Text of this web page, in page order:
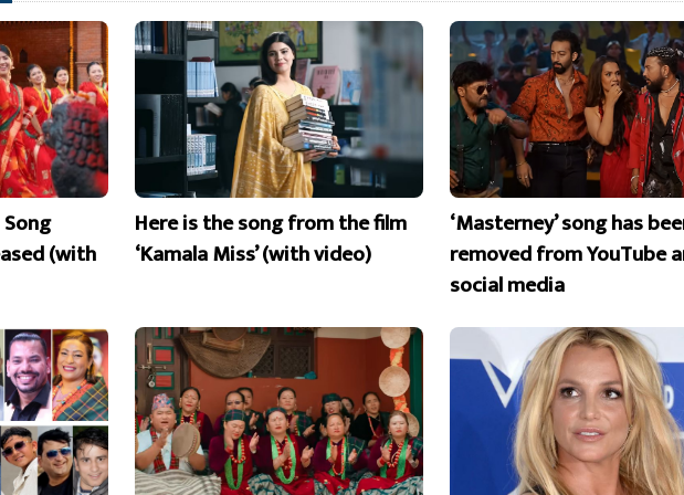
Song
(with
Here is the song from the film
‘Kamala Miss’ (with video)
‘Masterney’ song has
removed from YouTube
social media